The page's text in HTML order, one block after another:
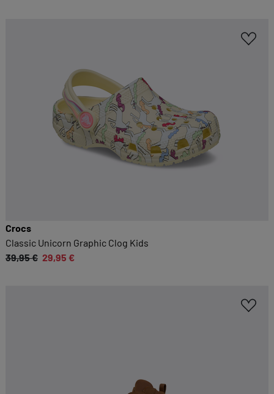
Crocs
Classic Unicorn Graphic Clog Kids
39,95 € 29,95 €